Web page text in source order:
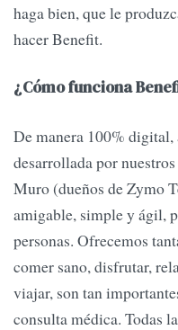
haga bien, que le
hacer Benefit.
¿Cómo funciona
De manera 100% digital,
desarrollada por
Muro (dueños de Zymo
amigable, simple y ágil,
personas. Ofrecemos
comer sano, disfrutar,
viajar, son tan
consulta médica. Todas